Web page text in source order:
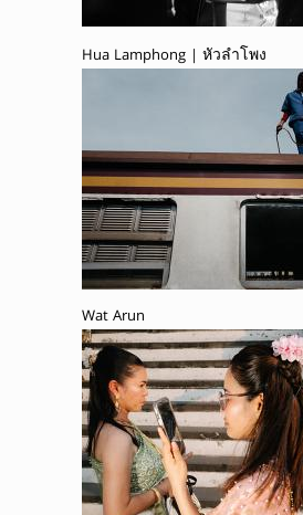
Hua Lamphong | หัวลำโพง
Wat Arun